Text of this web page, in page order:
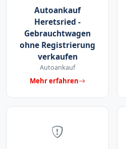
Autoankauf
Heretsried -
Gebrauchtwagen
ohne Registrierung
verkaufen
Autoankauf
Mehr erfahren